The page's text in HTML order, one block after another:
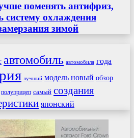
поменять антифриз,
систему охлаждения
зимой
автомобиль автомобиля года
лучший модель новый обзор
полуприцеп самый создания
японский